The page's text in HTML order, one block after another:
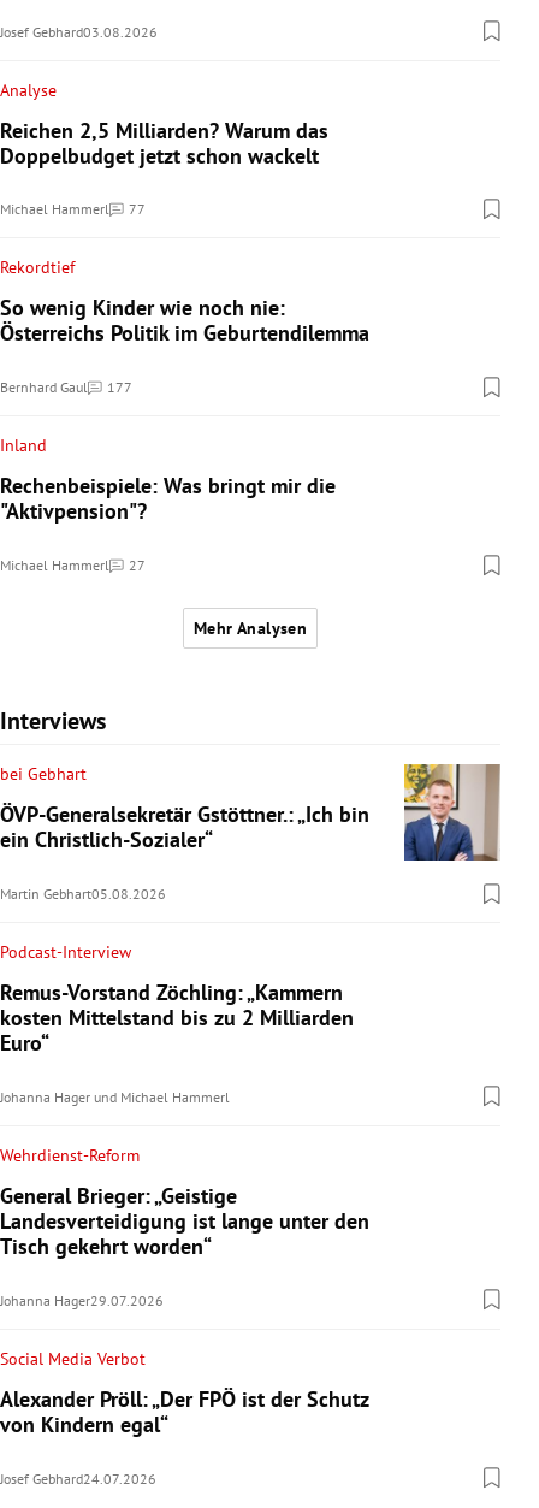
Josef Gebhard03.08.2026
Analyse
Reichen 2,5 Milliarden? Warum das
Doppelbudget jetzt schon wackelt
Michael Hammerl 77
Kommentare
Rekordtief
So wenig Kinder wie noch nie:
Österreichs Politik im Geburtendilemma
Bernhard Gaul 177
Kommentare
Inland
Rechenbeispiele: Was bringt mir die
"Aktivpension"?
Michael Hammerl 27
Kommentare
Mehr Analysen
Interviews
bei Gebhart
ÖVP-Generalsekretär Gstöttner.: „Ich bin
ein Christlich-Sozialer“
Martin Gebhart05.08.2026
Podcast-Interview
Remus-Vorstand Zöchling: „Kammern
kosten Mittelstand bis zu 2 Milliarden
Euro“
Johanna Hager und Michael Hammerl
Wehrdienst-Reform
General Brieger: „Geistige
Landesverteidigung ist lange unter den
Tisch gekehrt worden“
Johanna Hager29.07.2026
Social Media Verbot
Alexander Pröll: „Der FPÖ ist der Schutz
von Kindern egal“
Josef Gebhard24.07.2026